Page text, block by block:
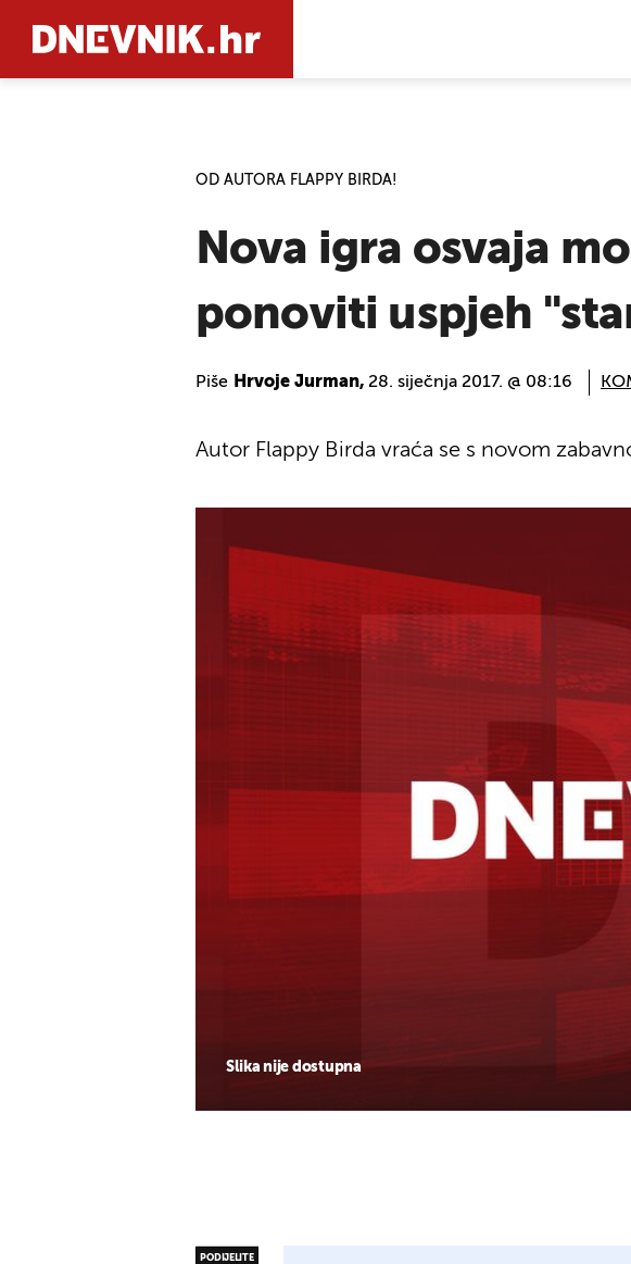
OD AUTORA FLAPPY BIRDA!
Nova igra osvaja
ponoviti uspjeh
Piše Hrvoje Jurman, 28. siječnja 2017. @ 08:16
Slika nije dostupna
Autor Flappy Birda vraća se s novom
PODIJELITE